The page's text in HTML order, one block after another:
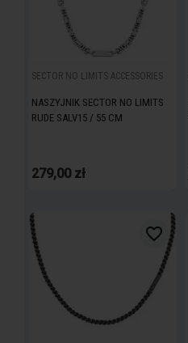
SECTOR NO LIMITS ACCESSORIES
NASZYJNIK SECTOR NO LIMITS
RUDE SALV15 / 55 CM
279,00 zł
favorite_border